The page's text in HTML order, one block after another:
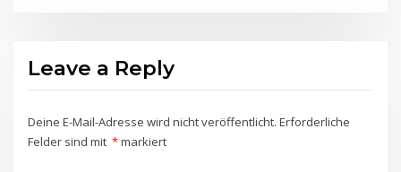
Leave a Reply
Deine E-Mail-Adresse wird nicht veröffentlicht. Erforderliche
Felder sind mit *markiert